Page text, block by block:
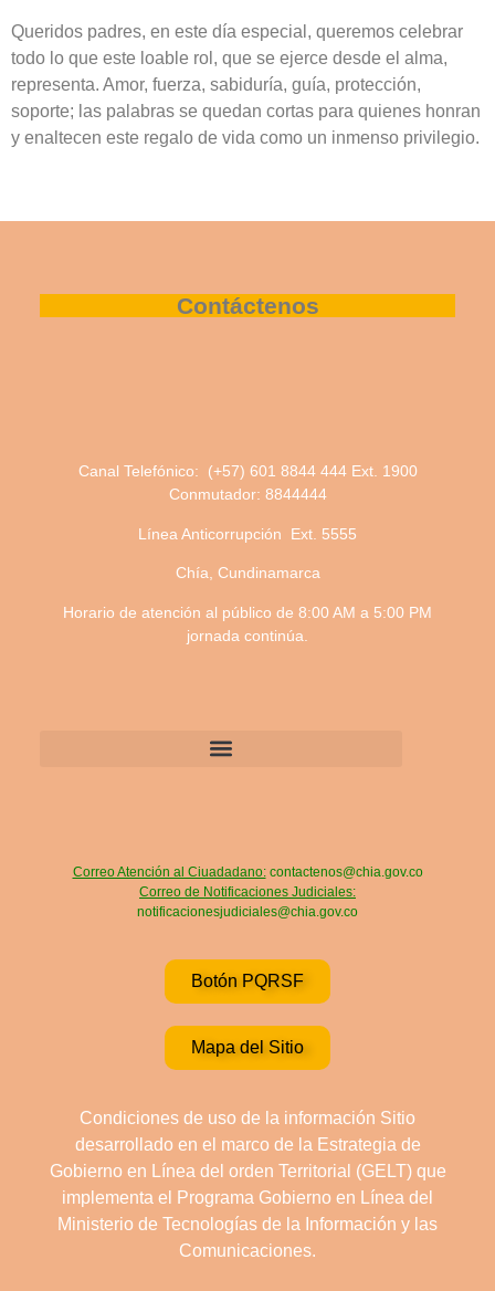
Queridos padres, en este día especial, queremos celebrar
todo lo que este loable rol, que se ejerce desde el alma,
representa. Amor, fuerza, sabiduría, guía, protección,
soporte; las palabras se quedan cortas para quienes honran
y enaltecen este regalo de vida como un inmenso privilegio.
Contáctenos
Canal Telefónico: (+57) 601 8844 444 Ext. 1900
Conmutador: 8844444
Línea Anticorrupción Ext. 5555
Chía, Cundinamarca
Horario de atención al público de 8:00 AM a 5:00 PM
jornada continúa.
Correo Atención al Ciuadadano:contactenos@chia.gov.co
Correo de Notificaciones Judiciales:
notificacionesjudiciales@chia.gov.co
Botón PQRSF
Mapa del Sitio
Condiciones de uso de la información Sitio
desarrollado en el marco de la Estrategia de
Gobierno en Línea del orden Territorial (GELT) que
implementa el Programa Gobierno en Línea del
Ministerio de Tecnologías de la Información y las
Comunicaciones.